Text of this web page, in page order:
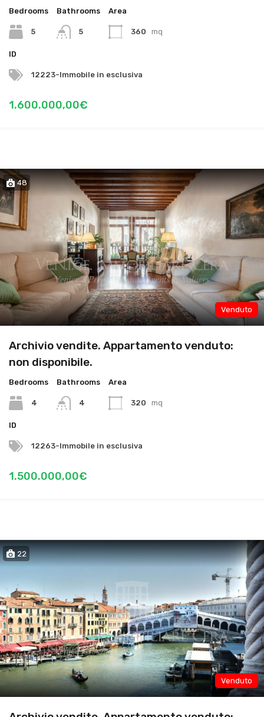
Bedrooms
5
Bathrooms
5
Area
360 mq
ID
12223-Immobile in esclusiva
1.600.000,00€
48
Venduto
Archivio vendite. Appartamento venduto:
non disponibile.
Bedrooms
4
Bathrooms
4
Area
320 mq
ID
12263-Immobile in esclusiva
1.500.000,00€
22
Venduto